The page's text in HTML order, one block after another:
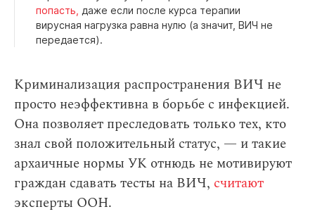
попасть, даже если после курса терапии
вирусная нагрузка равна нулю (а значит, ВИЧ не
передается).
Криминализация распространения ВИЧ не
просто неэффективна в борьбе с инфекцией.
Она позволяет преследовать только тех, кто
знал свой положительный статус, — и такие
архаичные нормы УК отнюдь не мотивируют
граждан сдавать тесты на ВИЧ, считают
эксперты ООН.